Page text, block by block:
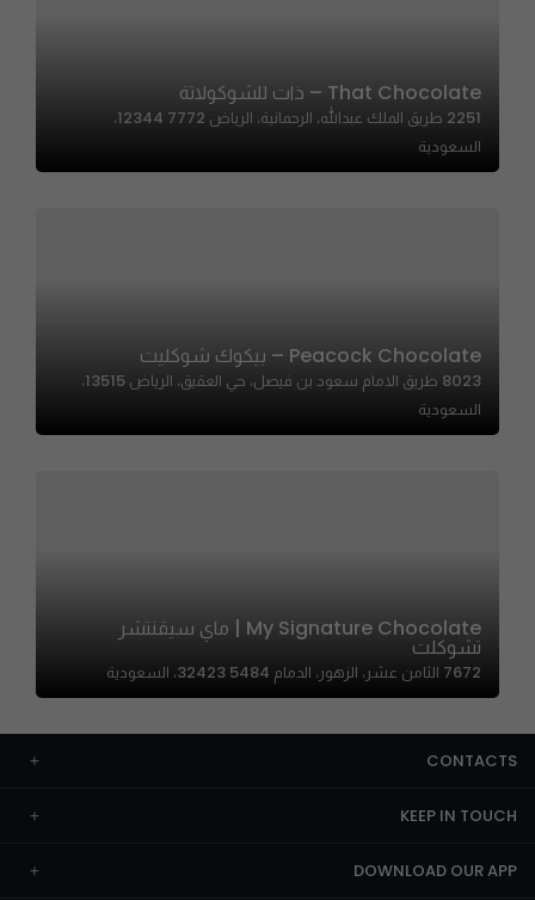
That Chocolate – ذات للشوكولاتة
2251 طريق الملك عبدالله، الرحمانية، الرياض 12344 7772،
السعودية
Peacock Chocolate – بيكوك شوكليت
8023 طريق الامام سعود بن فيصل، حي العقيق، الرياض 13515،
السعودية
My Signature Chocolate | ماي سيقنتشر
تشوكلت
7672 الثامن عشر، الزهور، الدمام 32423 5484، السعودية
CONTACTS
KEEP IN TOUCH
DOWNLOAD OUR APP